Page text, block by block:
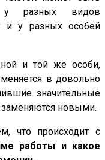
у разных видов
и у разных особей
и той же особи,
в довольно
значительные
новыми.
что происходит с
работы и какое